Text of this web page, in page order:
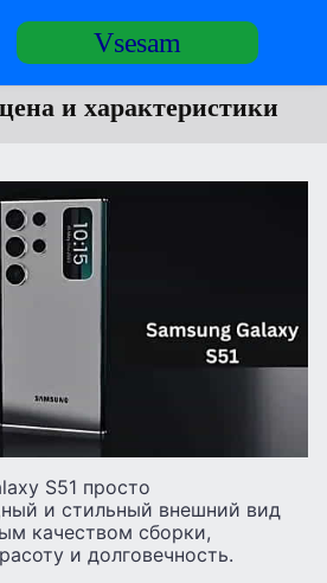
Vsesam
и характеристики
S51 просто
и стильный внешний вид
качеством сборки,
и долговечность.